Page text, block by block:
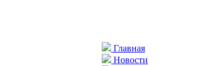
Главная
Новости